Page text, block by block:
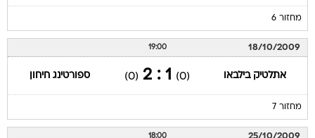
מחזור 6
18/10/2009
19:00
אתלטיק בילבאו (0)
1 : 2
(0) ספורטינג חיחון
מחזור 7
18:00